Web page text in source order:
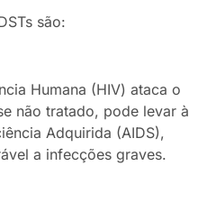
são:
Humana (HIV) ataca o
não tratado, pode levar à
Adquirida (AIDS),
a infecções graves.